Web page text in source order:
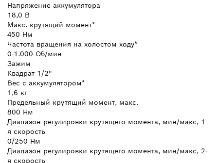
Напряжение аккумулятора
18,0 В
Макс. крутящий момент*
450 Нм
Частота вращения на холостом ходу*
0-1.000 Об/мин
Зажим
Квадрат 1/2''
Вес с аккумулятором*
1,6 кг
Предельный крутящий момент, макс.
800 Нм
Диапазон регулировки крутящего момента, мин/макс, 1-
я скорость
0/250 Нм
Диапазон регулировки крутящего момента, мин/макс, 2-
я скорость